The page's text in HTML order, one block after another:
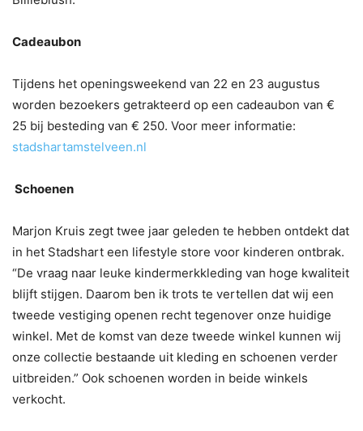
Cadeaubon
Tijdens het openingsweekend van 22 en 23 augustus
worden bezoekers getrakteerd op een cadeaubon van €
25 bij besteding van € 250. Voor meer informatie:
stadshartamstelveen.nl
Schoenen
Marjon Kruis zegt twee jaar geleden te hebben ontdekt dat
in het Stadshart een lifestyle store voor kinderen ontbrak.
“De vraag naar leuke kindermerkkleding van hoge kwaliteit
blijft stijgen. Daarom ben ik trots te vertellen dat wij een
tweede vestiging openen recht tegenover onze huidige
winkel. Met de komst van deze tweede winkel kunnen wij
onze collectie bestaande uit kleding en schoenen verder
uitbreiden.” Ook schoenen worden in beide winkels
verkocht.